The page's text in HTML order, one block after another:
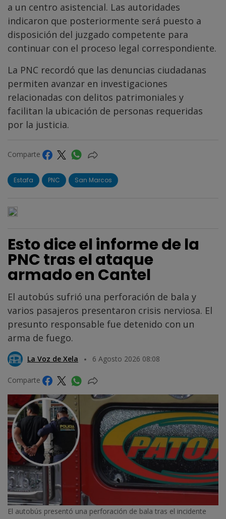
a un centro asistencial. Las autoridades
indicaron que posteriormente será puesto a
disposición del juzgado competente para
continuar con el proceso legal correspondiente.
La PNC recordó que las denuncias ciudadanas
permiten avanzar en investigaciones
relacionadas con delitos patrimoniales y
facilitan la ubicación de personas requeridas
por la justicia.
Comparte
Estafa PNC San Marcos
Esto dice el informe de la
PNC tras el ataque
armado en Cantel
El autobús sufrió una perforación de bala y
varios pasajeros presentaron crisis nerviosa. El
presunto responsable fue detenido con un
arma de fuego.
La Voz de Xela 6 Agosto 2026 08:08
Comparte
El autobús presentó una perforación de bala tras el incidente